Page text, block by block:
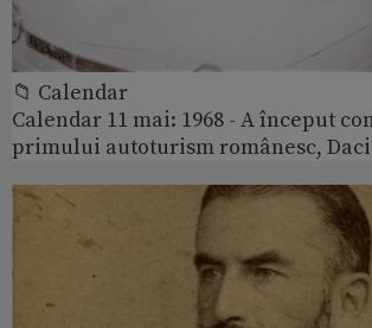
📁 Calendar
Calendar 11 mai: 1968 - A început
primului autoturism românesc,